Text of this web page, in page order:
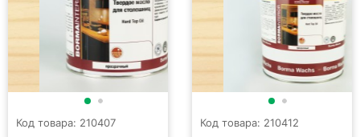
Код товара: 210407 Код товара: 210412